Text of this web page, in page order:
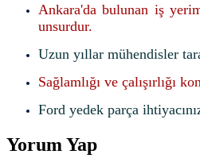
Ankara'da bulunan iş
unsurdur.
Uzun yıllar mühendisler
Sağlamlığı ve çalışırlığı
Ford yedek parça
Yorum Yap